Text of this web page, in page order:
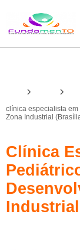
clínica especialista
Zona Industrial
Clínica